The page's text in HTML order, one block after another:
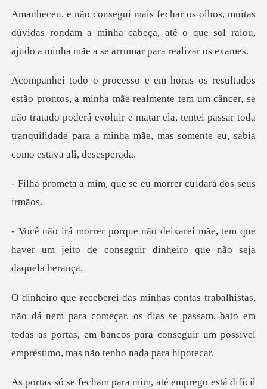
dúvidas rondam a minha cabeça, até o que sol raiou,
a
mente tem um câncer, se
não tratado poderá evoluir e matar ela, tentei passar toda
, que se eu morrer cu
i mãe, tem que
haver um jeito de consegu
ara começar, os dias se passam, bato em
todas as portas, em bancos pa
para mim, até emprego e